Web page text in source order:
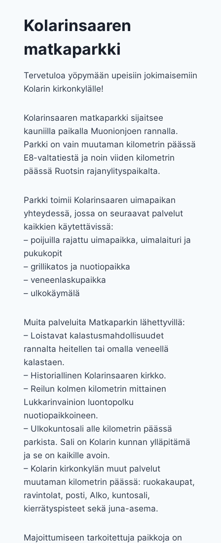
Kolarinsaaren
matkaparkki
Tervetuloa yöpymään upeisiin jokimaisemiin
Kolarin kirkonkylälle!
Kolarinsaaren matkaparkki sijaitsee
kauniilla paikalla Muonionjoen rannalla.
Parkki on vain muutaman kilometrin päässä
E8-valtatiestä ja noin viiden kilometrin
päässä Ruotsin rajanylityspaikalta.
Parkki toimii Kolarinsaaren uimapaikan
yhteydessä, jossa on seuraavat palvelut
kaikkien käytettävissä:
– poijuilla rajattu uimapaikka, uimalaituri ja
pukukopit
– grillikatos ja nuotiopaikka
– veneenlaskupaikka
– ulkokäymälä
Muita palveluita Matkaparkin lähettyvillä:
– Loistavat kalastusmahdollisuudet
rannalta heitellen tai omalla veneellä
kalastaen.
– Historiallinen Kolarinsaaren kirkko.
– Reilun kolmen kilometrin mittainen
Lukkarinvainion luontopolku
nuotiopaikkoineen.
– Ulkokuntosali alle kilometrin päässä
parkista. Sali on Kolarin kunnan ylläpitämä
ja se on kaikille avoin.
– Kolarin kirkonkylän muut palvelut
muutaman kilometrin päässä: ruokakaupat,
ravintolat, posti, Alko, kuntosali,
kierrätyspisteet sekä juna-asema.
Majoittumiseen tarkoitettuja paikkoja on